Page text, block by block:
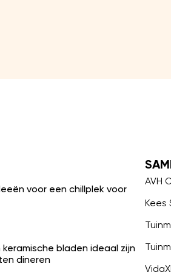
voor een chillplek voor
keramische bladen ideaal zijn
dineren
AVH
Kees
VidaXL